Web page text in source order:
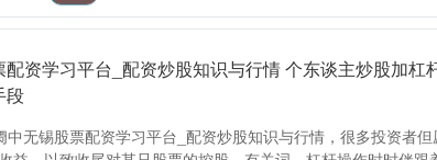
配资学习平台_配资炒股知识与行情 个东谈主炒股加杠
段
中无锡股票配资学习平台_配资炒股知识与行情，很多投资者